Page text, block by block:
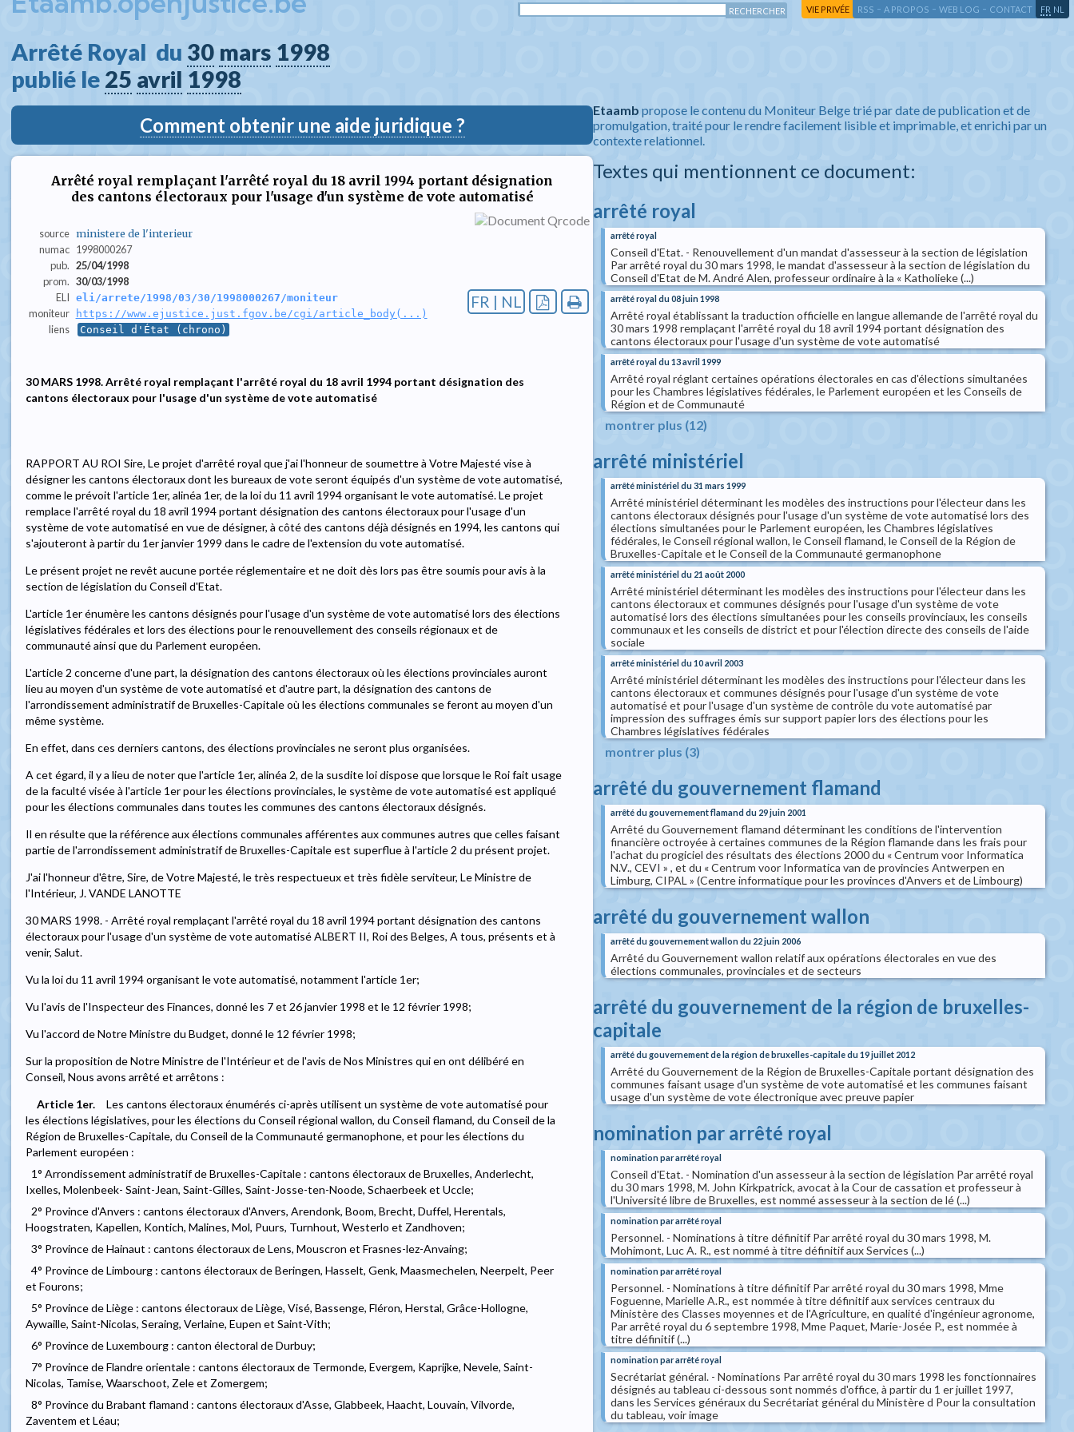
VIE PRIVÉE RSS - A PROPOS - WEB LOG - CONTACT FR NL
Arrêté Royal  du 30 mars 1998
publié le 25 avril 1998
Comment obtenir une aide juridique ?
Arrêté royal remplaçant l'arrêté royal du 18 avril 1994 portant désignation
des cantons électoraux pour l'usage d'un système de vote automatisé
source ministere de l'interieur
numac 1998000267
pub. 25/04/1998
prom. 30/03/1998
ELI eli/arrete/1998/03/30/1998000267/moniteur
moniteur https://www.ejustice.just.fgov.be/cgi/article_body(...)
liens Conseil d'État (chrono)
FR | NL
30 MARS 1998. Arrêté royal remplaçant l'arrêté royal du 18 avril 1994 portant désignation des
cantons électoraux pour l'usage d'un système de vote automatisé
RAPPORT AU ROI Sire, Le projet d'arrêté royal que j'ai l'honneur de soumettre à Votre Majesté vise à
désigner les cantons électoraux dont les bureaux de vote seront équipés d'un système de vote automatisé,
comme le prévoit l'article 1er, alinéa 1er, de la loi du 11 avril 1994 organisant le vote automatisé. Le projet
remplace l'arrêté royal du 18 avril 1994 portant désignation des cantons électoraux pour l'usage d'un
système de vote automatisé en vue de désigner, à côté des cantons déjà désignés en 1994, les cantons qui
s'ajouteront à partir du 1er janvier 1999 dans le cadre de l'extension du vote automatisé.
Le présent projet ne revêt aucune portée réglementaire et ne doit dès lors pas être soumis pour avis à la
section de législation du Conseil d'Etat.
L'article 1er énumère les cantons désignés pour l'usage d'un système de vote automatisé lors des élections
législatives fédérales et lors des élections pour le renouvellement des conseils régionaux et de
communauté ainsi que du Parlement européen.
L'article 2 concerne d'une part, la désignation des cantons électoraux où les élections provinciales auront
lieu au moyen d'un système de vote automatisé et d'autre part, la désignation des cantons de
l'arrondissement administratif de Bruxelles-Capitale où les élections communales se feront au moyen d'un
même système.
En effet, dans ces derniers cantons, des élections provinciales ne seront plus organisées.
A cet égard, il y a lieu de noter que l'article 1er, alinéa 2, de la susdite loi dispose que lorsque le Roi fait usage
de la faculté visée à l'article 1er pour les élections provinciales, le système de vote automatisé est appliqué
pour les élections communales dans toutes les communes des cantons électoraux désignés.
Il en résulte que la référence aux élections communales afférentes aux communes autres que celles faisant
partie de l'arrondissement administratif de Bruxelles-Capitale est superflue à l'article 2 du présent projet.
J'ai l'honneur d'être, Sire, de Votre Majesté, le très respectueux et très fidèle serviteur, Le Ministre de
l'Intérieur, J. VANDE LANOTTE
30 MARS 1998. - Arrêté royal remplaçant l'arrêté royal du 18 avril 1994 portant désignation des cantons
électoraux pour l'usage d'un système de vote automatisé ALBERT II, Roi des Belges, A tous, présents et à
venir, Salut.
Vu la loi du 11 avril 1994 organisant le vote automatisé, notamment l'article 1er;
Vu l'avis de l'Inspecteur des Finances, donné les 7 et 26 janvier 1998 et le 12 février 1998;
Vu l'accord de Notre Ministre du Budget, donné le 12 février 1998;
Sur la proposition de Notre Ministre de l'Intérieur et de l'avis de Nos Ministres qui en ont délibéré en
Conseil, Nous avons arrêté et arrêtons :
Article 1er.
Les cantons électoraux énumérés ci-après utilisent un système de vote automatisé pour
les élections législatives, pour les élections du Conseil régional wallon, du Conseil flamand, du Conseil de la
Région de Bruxelles-Capitale, du Conseil de la Communauté germanophone, et pour les élections du
Parlement européen :
1° Arrondissement administratif de Bruxelles-Capitale : cantons électoraux de Bruxelles, Anderlecht,
Ixelles, Molenbeek- Saint-Jean, Saint-Gilles, Saint-Josse-ten-Noode, Schaerbeek et Uccle;
2° Province d'Anvers : cantons électoraux d'Anvers, Arendonk, Boom, Brecht, Duffel, Herentals,
Hoogstraten, Kapellen, Kontich, Malines, Mol, Puurs, Turnhout, Westerlo et Zandhoven;
3° Province de Hainaut : cantons électoraux de Lens, Mouscron et Frasnes-lez-Anvaing;
4° Province de Limbourg : cantons électoraux de Beringen, Hasselt, Genk, Maasmechelen, Neerpelt, Peer
et Fourons;
5° Province de Liège : cantons électoraux de Liège, Visé, Bassenge, Fléron, Herstal, Grâce-Hollogne,
Aywaille, Saint-Nicolas, Seraing, Verlaine, Eupen et Saint-Vith;
6° Province de Luxembourg : canton électoral de Durbuy;
7° Province de Flandre orientale : cantons électoraux de Termonde, Evergem, Kaprijke, Nevele, Saint-
Nicolas, Tamise, Waarschoot, Zele et Zomergem;
8° Province du Brabant flamand : cantons électoraux d'Asse, Glabbeek, Haacht, Louvain, Vilvorde,
Zaventem et Léau;
Etaamb propose le contenu du Moniteur Belge trié par date de publication et de
promulgation, traité pour le rendre facilement lisible et imprimable, et enrichi par un
contexte relationnel.
Textes qui mentionnent ce document:
arrêté royal
arrêté royal
Conseil d'Etat. - Renouvellement d'un mandat d'assesseur à la section de législation
Par arrêté royal du 30 mars 1998, le mandat d'assesseur à la section de législation du
Conseil d'Etat de M. André Alen, professeur ordinaire à la « Katholieke (...)
arrêté royal du 08 juin 1998
Arrêté royal établissant la traduction officielle en langue allemande de l'arrêté royal du
30 mars 1998 remplaçant l'arrêté royal du 18 avril 1994 portant désignation des
cantons électoraux pour l'usage d'un système de vote automatisé
arrêté royal du 13 avril 1999
Arrêté royal réglant certaines opérations électorales en cas d'élections simultanées
pour les Chambres législatives fédérales, le Parlement européen et les Conseils de
Région et de Communauté
montrer plus (12)
arrêté ministériel
arrêté ministériel du 31 mars 1999
Arrêté ministériel déterminant les modèles des instructions pour l'électeur dans les
cantons électoraux désignés pour l'usage d'un système de vote automatisé lors des
élections simultanées pour le Parlement européen, les Chambres législatives
fédérales, le Conseil régional wallon, le Conseil flamand, le Conseil de la Région de
Bruxelles-Capitale et le Conseil de la Communauté germanophone
arrêté ministériel du 21 août 2000
Arrêté ministériel déterminant les modèles des instructions pour l'électeur dans les
cantons électoraux et communes désignés pour l'usage d'un système de vote
automatisé lors des élections simultanées pour les conseils provinciaux, les conseils
communaux et les conseils de district et pour l'élection directe des conseils de l'aide
sociale
arrêté ministériel du 10 avril 2003
Arrêté ministériel déterminant les modèles des instructions pour l'électeur dans les
cantons électoraux et communes désignés pour l'usage d'un système de vote
automatisé et pour l'usage d'un système de contrôle du vote automatisé par
impression des suffrages émis sur support papier lors des élections pour les
Chambres législatives fédérales
montrer plus (3)
arrêté du gouvernement flamand
arrêté du gouvernement flamand du 29 juin 2001
Arrêté du Gouvernement flamand déterminant les conditions de l'intervention
financière octroyée à certaines communes de la Région flamande dans les frais pour
l'achat du progiciel des résultats des élections 2000 du « Centrum voor Informatica
N.V., CEVI » , et du « Centrum voor Informatica van de provincies Antwerpen en
Limburg, CIPAL » (Centre informatique pour les provinces d'Anvers et de Limbourg)
arrêté du gouvernement wallon
arrêté du gouvernement wallon du 22 juin 2006
Arrêté du Gouvernement wallon relatif aux opérations électorales en vue des
élections communales, provinciales et de secteurs
arrêté du gouvernement de la région de bruxelles-
capitale
arrêté du gouvernement de la région de bruxelles-capitale du 19 juillet 2012
Arrêté du Gouvernement de la Région de Bruxelles-Capitale portant désignation des
communes faisant usage d'un système de vote automatisé et les communes faisant
usage d'un système de vote électronique avec preuve papier
nomination par arrêté royal
nomination par arrêté royal
Conseil d'Etat. - Nomination d'un assesseur à la section de législation Par arrêté royal
du 30 mars 1998, M. John Kirkpatrick, avocat à la Cour de cassation et professeur à
l'Université libre de Bruxelles, est nommé assesseur à la section de lé (...)
nomination par arrêté royal
Personnel. - Nominations à titre définitif Par arrêté royal du 30 mars 1998, M.
Mohimont, Luc A. R., est nommé à titre définitif aux Services (...)
nomination par arrêté royal
Personnel. - Nominations à titre définitif Par arrêté royal du 30 mars 1998, Mme
Foguenne, Marielle A.R., est nommée à titre définitif aux services centraux du
Ministère des Classes moyennes et de l'Agriculture, en qualité d'ingénieur agronome,
Par arrêté royal du 6 septembre 1998, Mme Paquet, Marie-Josée P., est nommée à
titre définitif (...)
nomination par arrêté royal
Secrétariat général. - Nominations Par arrêté royal du 30 mars 1998 les fonctionnaires
désignés au tableau ci-dessous sont nommés d'office, à partir du 1 er juillet 1997,
dans les Services généraux du Secrétariat général du Ministère d Pour la consultation
du tableau, voir image